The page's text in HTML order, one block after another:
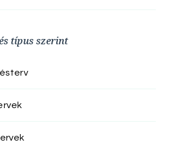
típus szerint